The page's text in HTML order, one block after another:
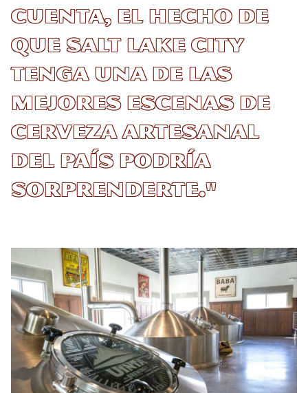
cuenta, el hecho de
que Salt Lake City
tenga una de las
mejores escenas de
cerveza artesanal
del país podría
sorprenderte."